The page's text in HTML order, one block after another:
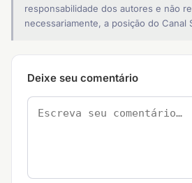
responsabilidade dos autores e não
necessariamente, a posição do Canal
Deixe seu comentário